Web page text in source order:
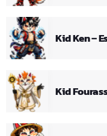
Kid Ken –
Kid